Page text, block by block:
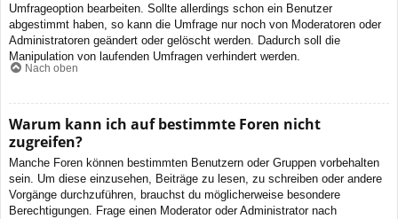
Umfrageoption bearbeiten. Sollte allerdings schon ein Benutzer
abgestimmt haben, so kann die Umfrage nur noch von Moderatoren oder
Administratoren geändert oder gelöscht werden. Dadurch soll die
Manipulation von laufenden Umfragen verhindert werden.
Nach oben
Warum kann ich auf bestimmte Foren nicht
zugreifen?
Manche Foren können bestimmten Benutzern oder Gruppen vorbehalten
sein. Um diese einzusehen, Beiträge zu lesen, zu schreiben oder andere
Vorgänge durchzuführen, brauchst du möglicherweise besondere
Berechtigungen. Frage einen Moderator oder Administrator nach